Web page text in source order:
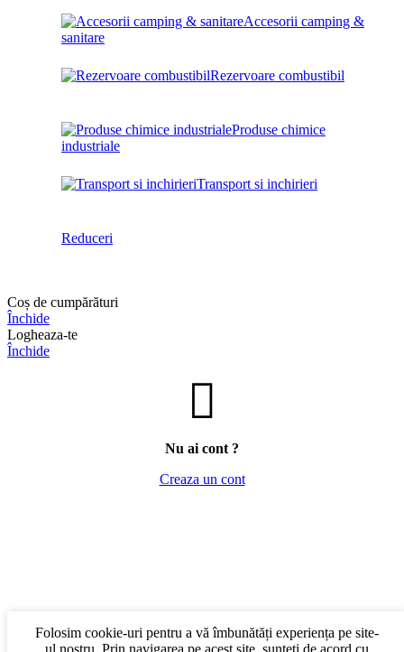
Accesorii camping &
sanitare
Rezervoare combustibil
Produse chimice
industriale
Transport si inchirieri
Reduceri
Coș de cumpărături
Închide
Logheaza-te
Închide
Nu ai cont ?
Creaza un cont
Folosim cookie-uri pentru a vă îmbunătăți experiența pe site-
ul nostru. Prin navigarea pe acest site, sunteți de acord cu